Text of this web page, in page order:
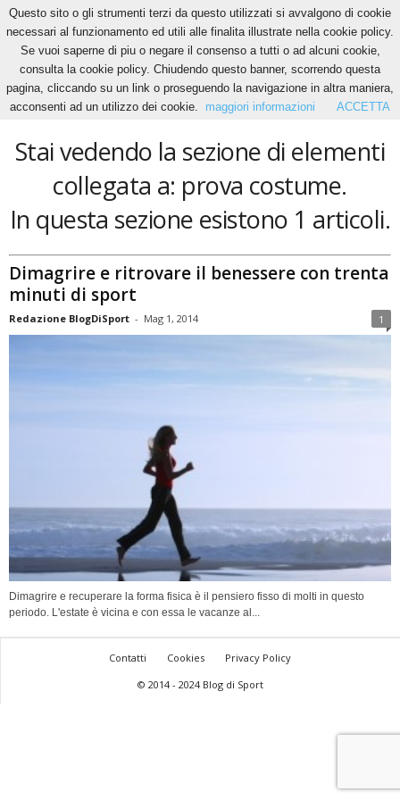
Home Tags Prova costume
prova costume
Stai vedendo la sezione di elementi
collegata a: prova costume.
In questa sezione esistono 1 articoli.
Dimagrire e ritrovare il benessere con trenta
minuti di sport
Redazione BlogDiSport - Mag 1, 2014 1
Dimagrire e recuperare la forma fisica è il pensiero fisso di molti in questo
periodo. L'estate è vicina e con essa le vacanze al...
Contatti Cookies
Privacy Policy
© 2014 - 2024 Blog di Sport
Questo sito o gli strumenti terzi da questo utilizzati si avvalgono di cookie
necessari al funzionamento ed utili alle finalita illustrate nella cookie policy.
Se vuoi saperne di piu o negare il consenso a tutti o ad alcuni cookie,
consulta la cookie policy. Chiudendo questo banner, scorrendo questa
pagina, cliccando su un link o proseguendo la navigazione in altra maniera,
acconsenti ad un utilizzo dei cookie.
maggiori informazioni ACCETTA